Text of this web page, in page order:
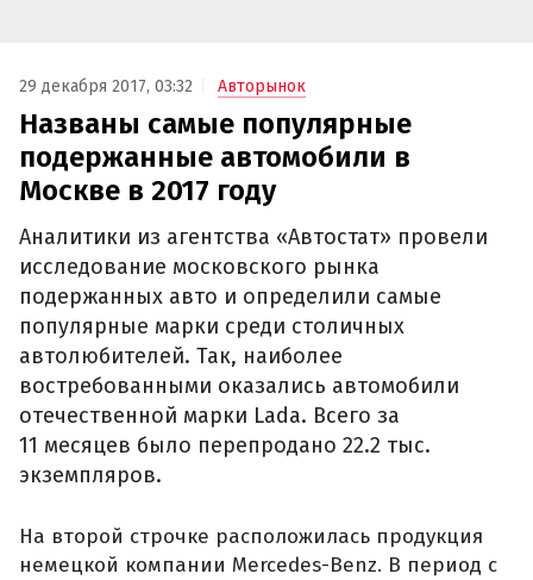
29 декабря 2017, 03:32 Авторынок
Названы самые популярные
подержанные автомобили в
Москве в 2017 году
Аналитики из агентства «Автостат» провели
исследование московского рынка
подержанных авто и определили самые
популярные марки среди столичных
автолюбителей. Так, наиболее
востребованными оказались автомобили
отечественной марки Lada. Всего за
11 месяцев было перепродано 22.2 тыс.
экземпляров.
На второй строчке расположилась продукция
немецкой компании Mercedes-Benz. В период с